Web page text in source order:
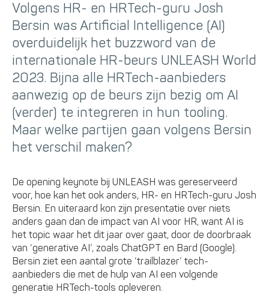
Volgens HR- en HRTech-guru Josh
Bersin was Artificial Intelligence (AI)
overduidelijk het buzzword van de
internationale HR-beurs UNLEASH World
2023. Bijna alle HRTech-aanbieders
aanwezig op de beurs zijn bezig om AI
(verder) te integreren in hun tooling.
Maar welke partijen gaan volgens Bersin
het verschil maken?
De opening keynote bij UNLEASH was gereserveerd
voor, hoe kan het ook anders, HR- en HRTech-guru Josh
Bersin. En uiteraard kon zijn presentatie over niets
anders gaan dan de impact van AI voor HR, want AI is
het topic waar het dit jaar over gaat, door de doorbraak
van ‘generative AI’, zoals ChatGPT en Bard (Google).
Bersin ziet een aantal grote ‘trailblazer’ tech-
aanbieders die met de hulp van AI een volgende
generatie HRTech-tools opleveren.